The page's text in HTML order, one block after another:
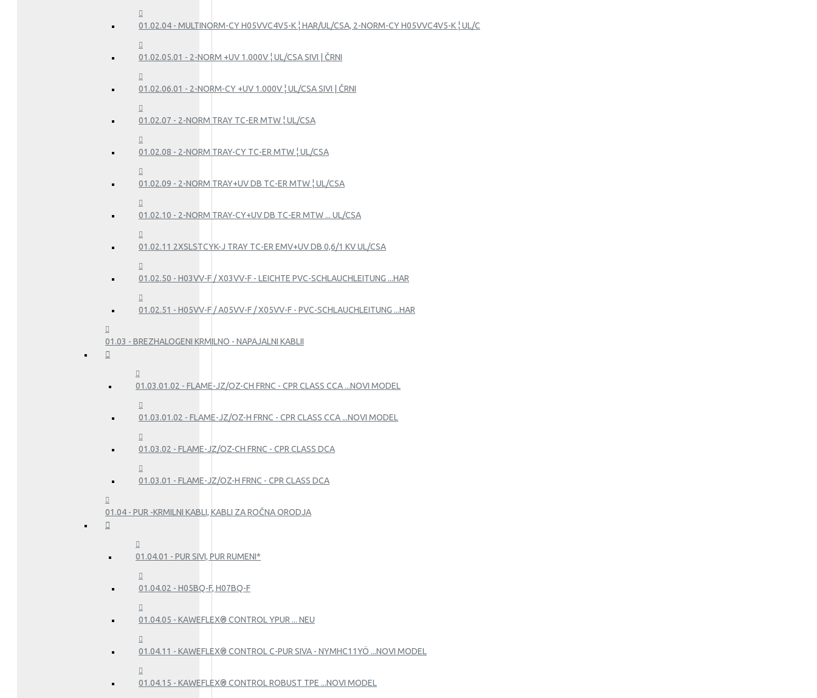
01.02.04 - MULTINORM-CY H05VVC4V5-K ¦ HAR/UL/CSA, 2-NORM-CY H05VVC4V5-K ¦ UL/C
01.02.05.01 - 2-NORM +UV 1.000V ¦ UL/CSA SIVI | ČRNI
01.02.06.01 - 2-NORM-CY +UV 1.000V ¦ UL/CSA SIVI | ČRNI
01.02.07 - 2-NORM TRAY TC-ER MTW ¦ UL/CSA
01.02.08 - 2-NORM TRAY-CY TC-ER MTW ¦ UL/CSA
01.02.09 - 2-NORM TRAY+UV DB TC-ER MTW ¦ UL/CSA
01.02.10 - 2-NORM TRAY-CY+UV DB TC-ER MTW ... UL/CSA
01.02.11 2XSLSTCYK-J TRAY TC-ER EMV+UV DB 0,6/1 KV UL/CSA
01.02.50 - H03VV-F / X03VV-F - LEICHTE PVC-SCHLAUCHLEITUNG ...HAR
01.02.51 - H05VV-F / A05VV-F / X05VV-F - PVC-SCHLAUCHLEITUNG ...HAR
01.03 - BREZHALOGENI KRMILNO - NAPAJALNI KABLII
01.03.01.02 - FLAME-JZ/OZ-CH FRNC - CPR CLASS CCA ...NOVI MODEL
01.03.01.02 - FLAME-JZ/OZ-H FRNC - CPR CLASS CCA ...NOVI MODEL
01.03.02 - FLAME-JZ/OZ-CH FRNC - CPR CLASS DCA
01.03.01 - FLAME-JZ/OZ-H FRNC - CPR CLASS DCA
01.04 - PUR -KRMILNI KABLI, KABLI ZA ROČNA ORODJA
01.04.01 - PUR SIVI, PUR RUMENI*
01.04.02 - H05BQ-F, H07BQ-F
01.04.05 - KAWEFLEX® CONTROL YPUR ... NEU
01.04.11 - KAWEFLEX® CONTROL C-PUR SIVA - NYMHC11YÖ ...NOVI MODEL
01.04.15 - KAWEFLEX® CONTROL ROBUST TPE ...NOVI MODEL